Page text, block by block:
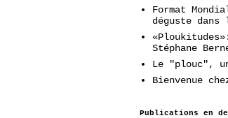
Format
déguste dans
Stéphane
Le "plouc",
Bienvenue
Publications en